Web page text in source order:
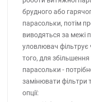
брудного або
парасольки, потім
виводяться за межі
уловлювач фільтрує
того, для збільшення
парасольки -
замінювати фільтри
опції: